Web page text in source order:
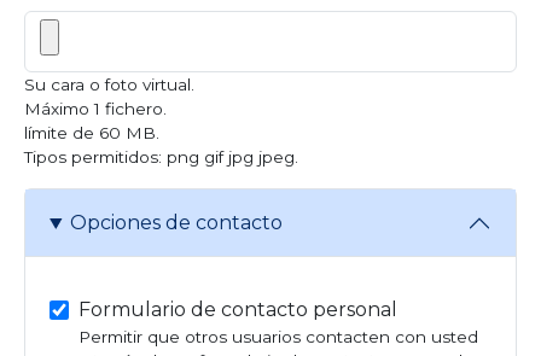
Su cara o foto virtual.
Máximo 1 fichero.
límite de 60 MB.
Tipos permitidos: png gif jpg jpeg.
Opciones de contacto
Formulario de contacto personal
Permitir que otros usuarios contacten con usted